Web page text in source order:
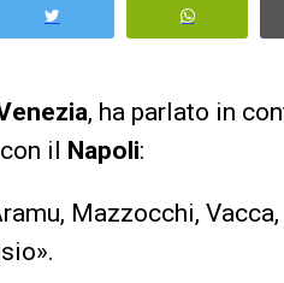
, ha parlato in
il Napoli:
Mazzocchi,